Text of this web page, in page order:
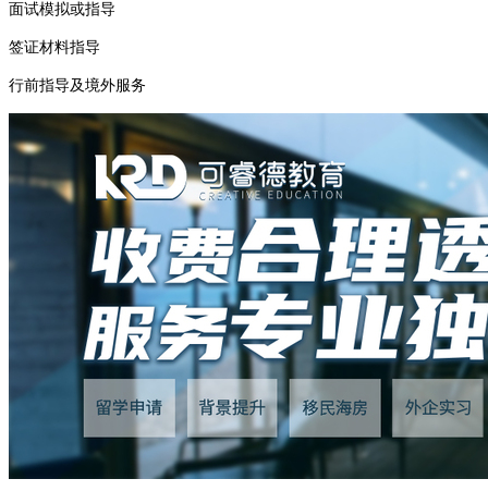
面试模拟或指导
签证材料指导
行前指导及境外服务